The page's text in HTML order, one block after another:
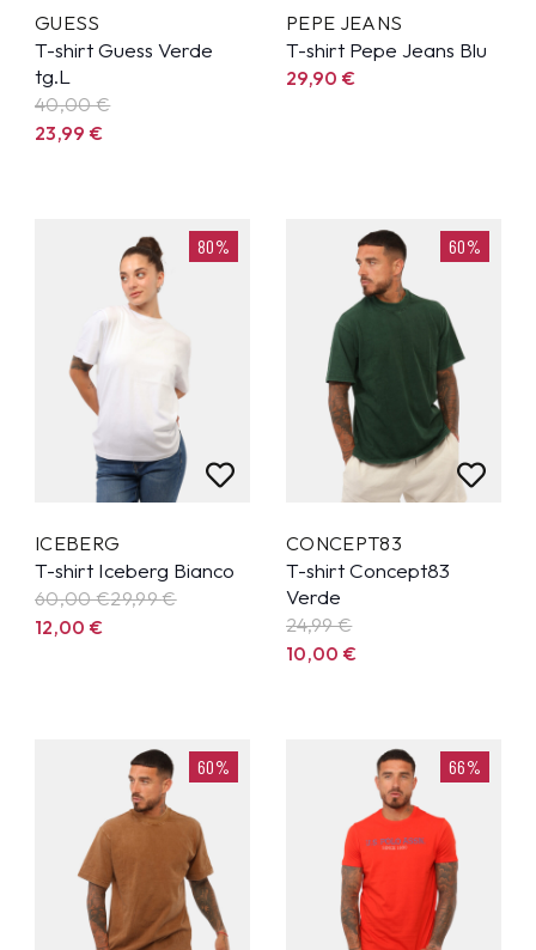
GUESS
T-shirt Guess Verde
tg.L
40,00 €
23,99€
PEPE JEANS
T-shirt Pepe Jeans Blu
29,90€
80%
ICEBERG
T-shirt Iceberg Bianco
60,00 €29,99€
12,00€
60%
CONCEPT83
T-shirt Concept83
Verde
24,99€
10,00€
60% 66%